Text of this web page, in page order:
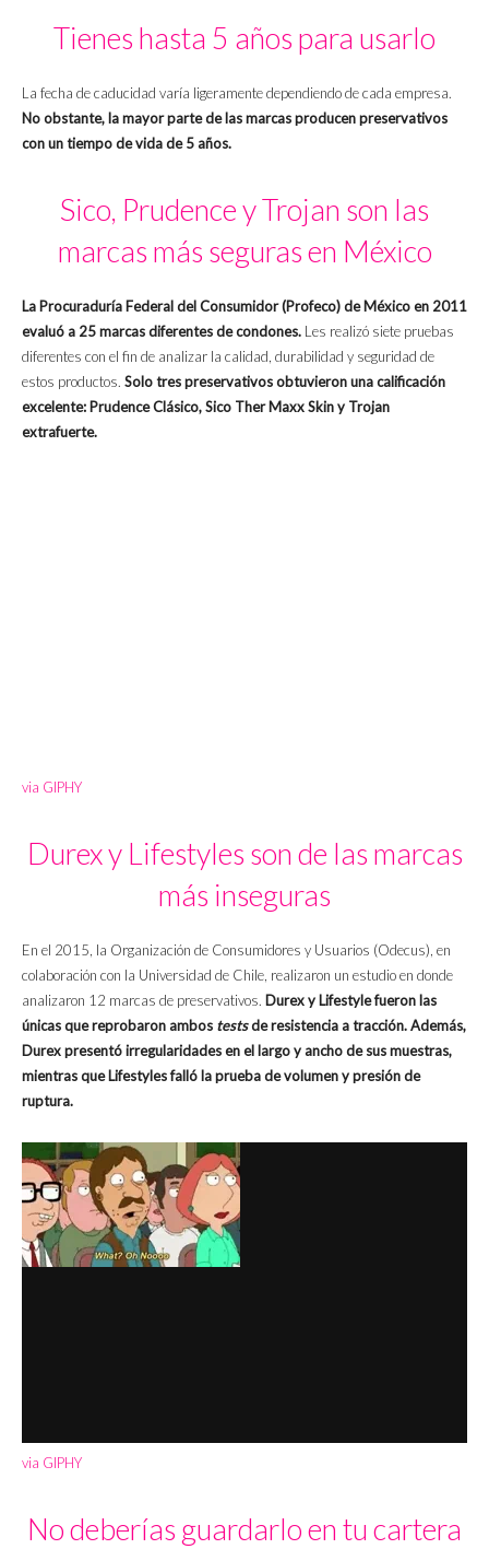
Tienes hasta 5 años para usarlo
La fecha de caducidad varía ligeramente dependiendo de cada empresa.
No obstante, la mayor parte de las marcas producen preservativos
con un tiempo de vida de 5 años.
Sico, Prudence y Trojan son las
marcas más seguras en México
La Procuraduría Federal del Consumidor (Profeco) de México en 2011
evaluó a 25 marcas diferentes de condones. Les realizó siete pruebas
diferentes con el fin de analizar la calidad, durabilidad y seguridad de
estos productos. Solo tres preservativos obtuvieron una calificación
excelente: Prudence Clásico, Sico Ther Maxx Skin y Trojan
extrafuerte.
via GIPHY
Durex y Lifestyles son de las marcas
más inseguras
En el 2015, la Organización de Consumidores y Usuarios (Odecus), en
colaboración con la Universidad de Chile, realizaron un estudio en donde
analizaron 12 marcas de preservativos. Durex y Lifestyle fueron las
únicas que reprobaron ambos testsde resistencia a tracción.Además,
Durex presentó irregularidades en el largo y ancho de sus muestras,
mientras que Lifestyles falló la prueba de volumen y presión de
ruptura.
via GIPHY
No deberías guardarlo en tu cartera